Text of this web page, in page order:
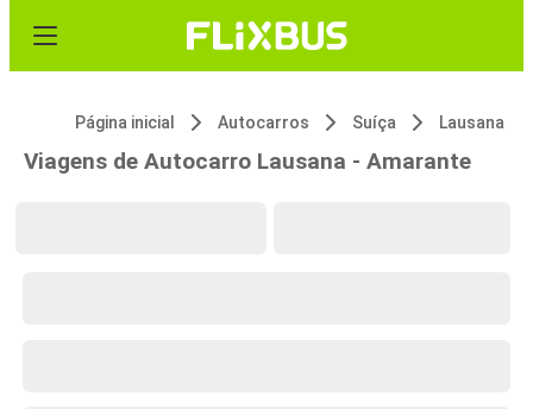
Página inicial Autocarros Suíça Lausana
Viagens de Autocarro Lausana - Amarante